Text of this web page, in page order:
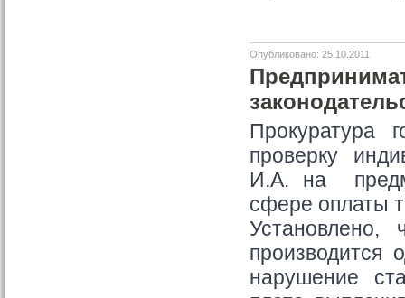
Опубликовано: 25.10.2011
Прокуратура
проверку
И.А. на
сфере оплаты
Установлено,
нарушение